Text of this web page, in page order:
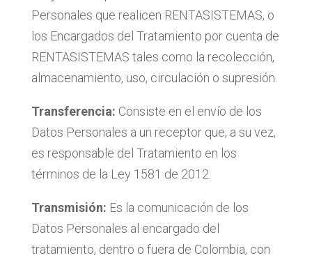
Personales que realicen RENTASISTEMAS, o
los Encargados del Tratamiento por cuenta de
RENTASISTEMAS tales como la recolección,
almacenamiento, uso, circulación o supresión.
Transferencia: Consiste en el envío de los
Datos Personales a un receptor que, a su vez,
es responsable del Tratamiento en los
términos de la Ley 1581 de 2012.
Transmisión: Es la comunicación de los
Datos Personales al encargado del
tratamiento, dentro o fuera de Colombia, con